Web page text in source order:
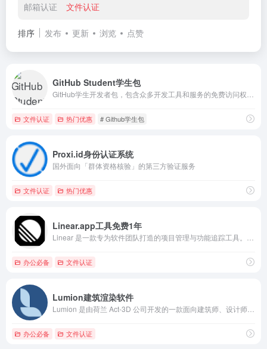
邮箱认证 文件认证
排序 发布 更新 浏览 点赞
GitHub Student学生包
文件认证 热门优惠 # Github学生包
Proxi.id身份认证系统
国外面向「群体资格核验」的第三方验证服务
文件认证 热门优惠
Linear.app工具免费1年
办公必备 文件认证
Lumion建筑渲染软件
办公必备 文件认证